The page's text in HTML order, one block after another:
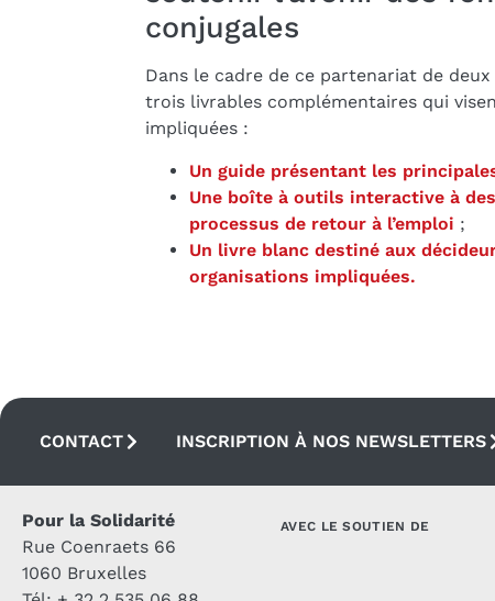
conjugales
Dans le cadre de ce partenariat de
trois livrables complémentaires qui
impliquées :
Un guide présentant les
Une boîte à outils interactive à
processus de retour à l’emploi ;
Un livre blanc destiné aux
organisations impliquées.
CONTACT INSCRIPTION À NOS NEWSLETTERS
Pour la Solidarité
Rue Coenraets 66
1060 Bruxelles
AVEC LE SOUTIEN DE